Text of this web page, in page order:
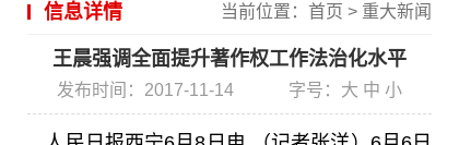
信息详情 当前位置： 首页 > 重大新闻
王晨强调全面提升著作权工作法治化水平
发布时间：2017-11-14 字号： 大 中 小